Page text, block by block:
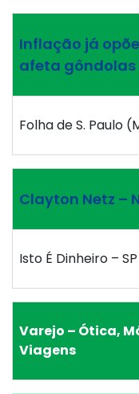
Inflação já
afeta gôndolas
Folha de S. Paulo
Clayton Netz –
Isto É Dinheiro –
Varejo – Ótica,
Viagens